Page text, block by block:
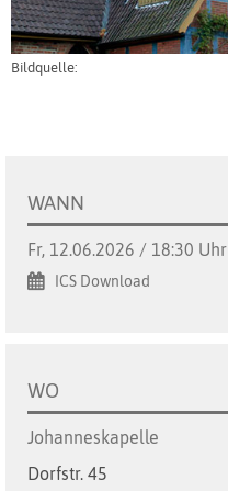
Bildquelle:
WANN
Fr, 12.06.2026 / 18:30 Uhr
ICS Download
WO
Johanneskapelle
Dorfstr. 45